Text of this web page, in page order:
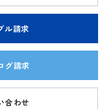
ル請求
グ請求
合わせ